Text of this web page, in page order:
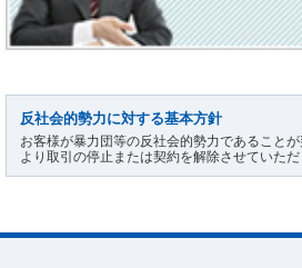
反社会的勢力に対する基本方針
お客様が暴力団等の反社会的勢力であること
より取引の停止または契約を解除させていただ